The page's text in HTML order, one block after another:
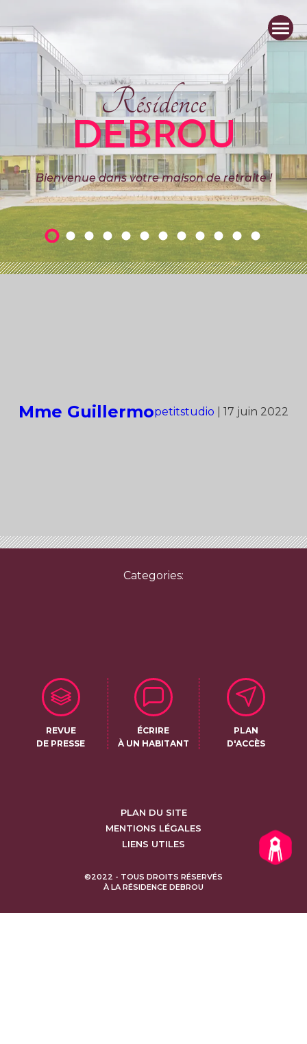
Résidence
DEBROU
Bienvenue dans votre maison de retraite !
Mme Guillermopetitstudio 17 juin 2022
Categories:
REVUE
DE PRESSE
ÉCRIRE
À UN HABITANT
PLAN
D'ACCÈS
PLAN DU SITE
MENTIONS LÉGALES
LIENS UTILES
©2022 - TOUS DROITS RÉSERVÉS
À LA RÉSIDENCE DEBROU